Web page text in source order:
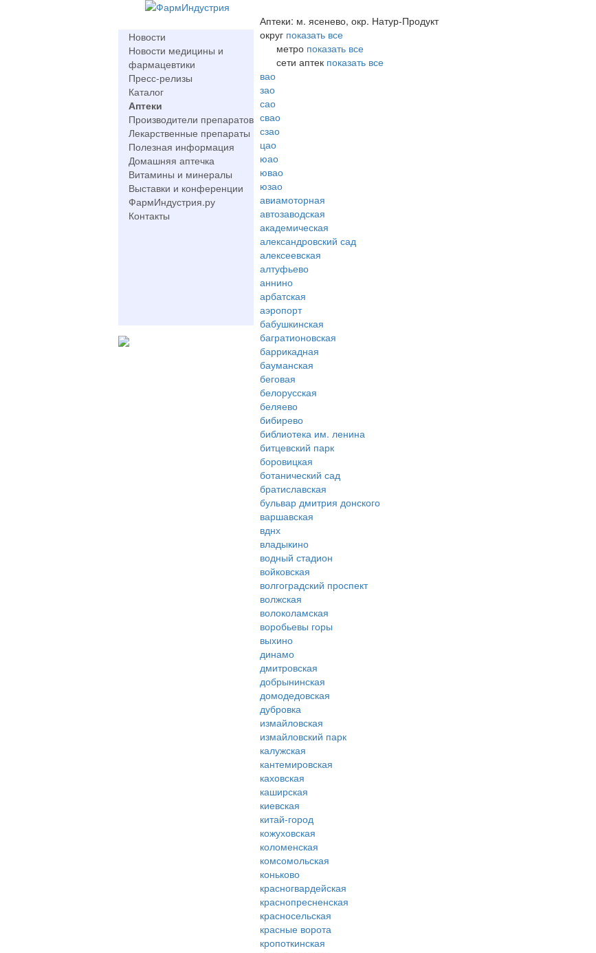
Новости
Новости медицины и
фармацевтики
Пресс-релизы
Каталог
Аптеки
Производители препаратов
Лекарственные препараты
Полезная информация
Домашняя аптечка
Витамины и минералы
Выставки и конференции
ФармИндустрия.ру
Контакты
Аптеки: м. ясенево, окр. Натур-Продукт
округ показать все
метро показать все
сети аптек показать все
вао
зао
сао
свао
сзао
цао
юао
ювао
юзао
авиамоторная
автозаводская
академическая
александровский сад
алексеевская
алтуфьево
аннино
арбатская
аэропорт
бабушкинская
багратионовская
баррикадная
бауманская
беговая
белорусская
беляево
бибирево
библиотека им. ленина
битцевский парк
боровицкая
ботанический сад
братиславская
бульвар дмитрия донского
варшавская
вднх
владыкино
водный стадион
войковская
волгоградский проспект
волжская
волоколамская
воробьевы горы
выхино
динамо
дмитровская
добрынинская
домодедовская
дубровка
измайловская
измайловский парк
калужская
кантемировская
каховская
каширская
киевская
китай-город
кожуховская
коломенская
комсомольская
коньково
красногвардейская
краснопресненская
красносельская
красные ворота
кропоткинская